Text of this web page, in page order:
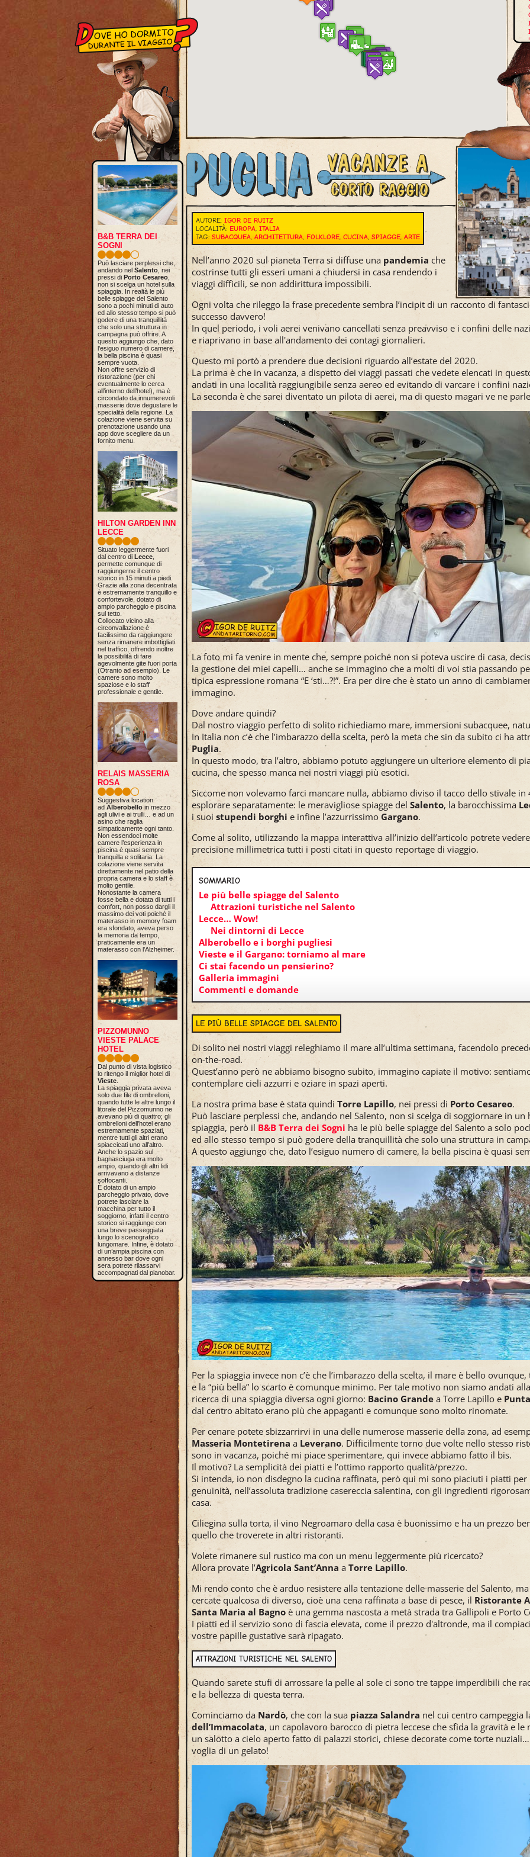
AUTORE: IGOR DE RUITZ
LOCALITÀ: EUROPA, ITALIA
TAG: SUBACQUEA, ARCHITETTURA, FOLKLORE, CUCINA, SPIAGGE, ARTE
Nell’anno 2020 sul pianeta Terra si diffuse una pandemia che
costrinse tutti gli esseri umani a chiudersi in casa rendendo i
viaggi difficili, se non addirittura impossibili.
Ogni volta che rileggo la frase precedente sembra l’incipit di un racconto di
successo davvero!
In quel periodo, i voli aerei venivano cancellati senza preavviso e i confini delle
e riaprivano in base all'andamento dei contagi giornalieri.
Questo mi portò a prendere due decisioni riguardo all’estate del 2020.
La prima è che in vacanza, a dispetto dei viaggi passati che vedete elencati in
andati in una località raggiungibile senza aereo ed evitando di varcare i confini
La seconda è che sarei diventato un pilota di aerei, ma di questo magari ve ne
La foto mi fa venire in mente che, sempre poiché non si poteva uscire di casa,
la gestione dei miei capelli… anche se immagino che a molti di voi stia passando
tipica espressione romana “E ‘sti…?!”. Era per dire che è stato un anno di
immagino.
Dove andare quindi?
Dal nostro viaggio perfetto di solito richiediamo mare, immersioni subacquee,
In Italia non c’è che l’imbarazzo della scelta, però la meta che sin da subito ci ha
Puglia.
In questo modo, tra l’altro, abbiamo potuto aggiungere un ulteriore elemento di
cucina, che spesso manca nei nostri viaggi più esotici.
Siccome non volevamo farci mancare nulla, abbiamo diviso il tacco dello stivale in
esplorare separatamente: le meravigliose spiagge del Salento, la barocchissima
i suoi stupendi borghi e infine l’azzurrissimo Gargano.
Come al solito, utilizzando la mappa interattiva all’inizio dell’articolo potrete
precisione millimetrica tutti i posti citati in questo reportage di viaggio.
SOMMARIO
Le più belle spiagge del Salento
Attrazioni turistiche nel Salento
Lecce… Wow!
Nei dintorni di Lecce
Alberobello e i borghi pugliesi
Vieste e il Gargano: torniamo al mare
Ci stai facendo un pensierino?
Galleria immagini
Commenti e domande
LE PIÙ BELLE SPIAGGE DEL SALENTO
Di solito nei nostri viaggi releghiamo il mare all’ultima settimana, facendolo
on-the-road.
Quest’anno però ne abbiamo bisogno subito, immagino capiate il motivo:
contemplare cieli azzurri e oziare in spazi aperti.
La nostra prima base è stata quindi Torre Lapillo, nei pressi di Porto Cesareo.
Può lasciare perplessi che, andando nel Salento, non si scelga di soggiornare in un
spiaggia, però il B&B Terra dei Sogni ha le più belle spiagge del Salento a solo
ed allo stesso tempo si può godere della tranquillità che solo una struttura in
A questo aggiungo che, dato l’esiguo numero di camere, la bella piscina è quasi
Per la spiaggia invece non c’è che l’imbarazzo della scelta, il mare è bello
e la “più bella” lo scarto è comunque minimo. Per tale motivo non siamo andati
ricerca di una spiaggia diversa ogni giorno: Bacino Grande a Torre Lapillo e
dal centro abitato erano più che appaganti e comunque sono molto rinomate.
Per cenare potete sbizzarrirvi in una delle numerose masserie della zona, ad
Masseria Montetirena a Leverano. Difficilmente torno due volte nello stesso
sono in vacanza, poiché mi piace sperimentare, qui invece abbiamo fatto il bis.
Il motivo? La semplicità dei piatti e l’ottimo rapporto qualità/prezzo.
Si intenda, io non disdegno la cucina raffinata, però qui mi sono piaciuti i piatti per
genuinità, nell’assoluta tradizione casereccia salentina, con gli ingredienti
casa.
Ciliegina sulla torta, il vino Negroamaro della casa è buonissimo e ha un prezzo
quello che troverete in altri ristoranti.
Volete rimanere sul rustico ma con un menu leggermente più ricercato?
Allora provate l’Agricola Sant’Anna a Torre Lapillo.
Mi rendo conto che è arduo resistere alla tentazione delle masserie del Salento,
cercate qualcosa di diverso, cioè una cena raffinata a base di pesce, il Ristorante
Santa Maria al Bagno è una gemma nascosta a metà strada tra Gallipoli e Porto
I piatti ed il servizio sono di fascia elevata, come il prezzo d'altronde, ma il
vostre papille gustative sarà ripagato.
ATTRAZIONI TURISTICHE NEL SALENTO
Quando sarete stufi di arrossare la pelle al sole ci sono tre tappe imperdibili che
e la bellezza di questa terra.
Cominciamo da Nardò, che con la sua piazza Salandra nel cui centro campeggia
dell’Immacolata, un capolavoro barocco di pietra leccese che sfida la gravità e
un salotto a cielo aperto fatto di palazzi storici, chiese decorate come torte
voglia di un gelato!
B&B TERRA DEI
SOGNI
Può lasciare perplessi che,
andando nel Salento , nei
pressi di Porto Cesareo
non si scelga un hotel sulla
spiaggia. In realtà le più
belle spiagge del Salento
sono a pochi minuti di auto
ed allo stesso tempo si può
godere di una tranquillità
che solo una struttura in
campagna può offrire. A
questo aggiungo che, dato
l’esiguo numero di camere,
la bella piscina è quasi
sempre vuota.
Non offre servizio di
ristorazione (per chi
eventualmente lo cerca
all’interno dell’hotel), ma è
circondato da innumerevoli
masserie dove degustare le
specialità della regione. La
colazione viene servita su
prenotazione usando una
app dove scegliere da un
fornito menu.
HILTON GARDEN INN
LECCE
Situato leggermente fuori
dal centro di Lecce
permette comunque di
raggiungerne il centro
storico in 15 minuti a piedi.
Grazie alla zona decentrata
è estremamente tranquillo e
confortevole, dotato di
ampio parcheggio e piscina
sul tetto.
Collocato vicino alla
circonvallazione è
facilissimo da raggiungere
senza rimanere imbottigliati
nel traffico, offrendo inoltre
la possibilità di fare
agevolmente gite fuori porta
(Otranto ad esempio). Le
camere sono molto
spaziose e lo staff
professionale e gentile.
RELAIS MASSERIA
ROSA
Suggestiva location
ad Alberobello in mezzo
agli ulivi e ai trulli… e ad un
asino che raglia
simpaticamente ogni tanto.
Non essendoci molte
camere l’esperienza in
piscina è quasi sempre
tranquilla e solitaria. La
colazione viene servita
direttamente nel patio della
propria camera e lo staff è
molto gentile.
Nonostante la camera
fosse bella e dotata di tutti i
comfort, non posso dargli il
massimo dei voti poiché il
materasso in memory foam
era sfondato, aveva perso
la memoria da tempo,
praticamente era un
materasso con l’Alzheimer.
PIZZOMUNNO
VIESTE PALACE
HOTEL
Dal punto di vista logistico
lo ritengo il miglior hotel di
Vieste
La spiaggia privata aveva
solo due file di ombrelloni,
quando tutte le altre lungo il
litorale del Pizzomunno ne
avevano più di quattro; gli
ombrelloni dell’hotel erano
estremamente spaziati,
mentre tutti gli altri erano
spiaccicati uno all’altro.
Anche lo spazio sul
bagnasciuga era molto
ampio, quando gli altri lidi
arrivavano a distanze
soffocanti.
È dotato di un ampio
parcheggio privato, dove
potrete lasciare la
macchina per tutto il
soggiorno, infatti il centro
storico si raggiunge con
una breve passeggiata
lungo lo scenografico
lungomare. Infine, è dotato
di un’ampia piscina con
annesso bar dove ogni
sera potrete rilassarvi
accompagnati dal pianobar.